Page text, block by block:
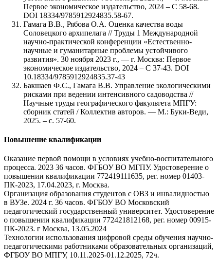
Первое экономическое издательство, 2024 – С 58-68.
DOI 18334/9785912924835.58-67.
Гамага В.В., Рябова О.А. Оценка качества воды
Соловецкого архипелага // Труды 1 Международной
научно-практической конференции «Естественно-
научные и гуманитарные проблемы устойчивого
развития». 30 ноября 2023 г., — г. Москва: Первое
экономическое издательство, 2024 – С 37-43. DOI
10.18334/9785912924835.37-43
Бакшаев Ф.С., Гамага В.В. Управление экологическими
рисками при ведении интенсивного садоводства //
Научные труды географического факультета МПГУ:
сборник статей / Коллектив авторов. — М.: Буки-Веди,
2025. – с. 57-60.
Повышение квалификации
Оказание первой помощи в условиях учебно-воспитательного
процесса. 2023 36 часов. ФГБОУ ВО МГПУ. Удостоверение о
повышении квалификации 772419111635, рег. номер 01403-
ПК-2023, 17.04.2023, г. Москва.
Организация образования студентов с ОВЗ и инвалидностью
в ВУЗе. 2024 г. 36 часов. ФГБОУ ВО Московский
педагогический государственный университет. Удостоверение
о повышении квалификации 772421812168, рег. номер 00915-
ПК-2023. г Москва, 13.05.2024
Технологии использования цифровой среды обучения научно-
педагогическими работниками образовательных организаций,
ФГБОУ ВО МПГУ, 10.11.2025-01.12.2025, 72ч.